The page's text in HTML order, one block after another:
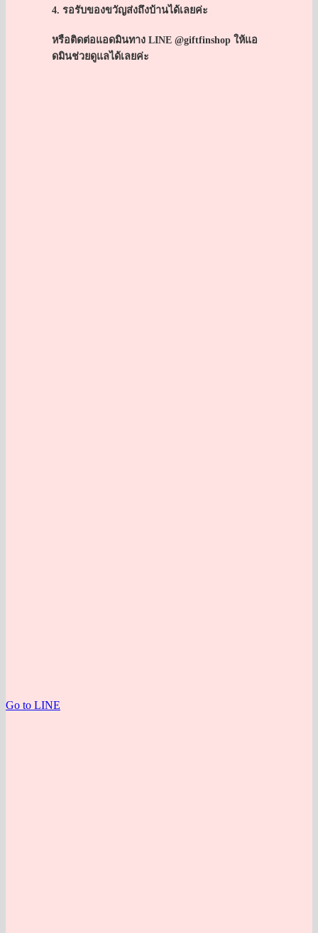
4. รอรับของขวัญส่งถึงบ้านได้เลยค่ะ
หรือติดต่อแอดมินทาง LINE @giftfinshop ให้แอ
ดมินช่วยดูแลได้เลยค่ะ
Go to LINE